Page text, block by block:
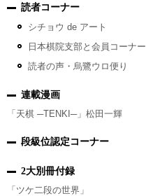
読者コーナー
シチョウ de アート
日本棋院支部と会員コーナー
読者の声・烏鷺ウロ便り
連載漫画
「天棋 ─TENKI─」松田一輝
段級位認定コーナー
2大別冊付録
「ツケ二段の世界」